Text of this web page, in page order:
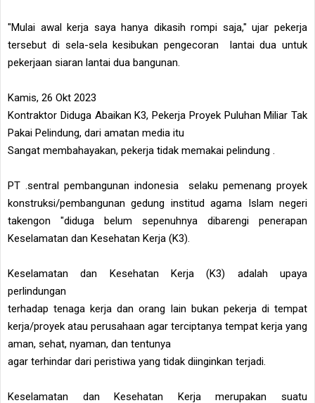
"Mulai awal kerja saya hanya dikasih rompi saja," ujar pekerja
tersebut di sela-sela kesibukan pengecoran lantai dua untuk
pekerjaan siaran lantai dua bangunan.
Kamis, 26 Okt 2023
Kontraktor Diduga Abaikan K3, Pekerja Proyek Puluhan Miliar Tak
Pakai Pelindung, dari amatan media itu
Sangat membahayakan, pekerja tidak memakai pelindung .
PT .sentral pembangunan indonesia selaku pemenang proyek
konstruksi/pembangunan gedung institud agama Islam negeri
takengon "diduga belum sepenuhnya dibarengi penerapan
Keselamatan dan Kesehatan Kerja (K3).
Keselamatan dan Kesehatan Kerja (K3) adalah upaya
perlindungan
terhadap tenaga kerja dan orang lain bukan pekerja di tempat
kerja/proyek atau perusahaan agar terciptanya tempat kerja yang
aman, sehat, nyaman, dan tentunya
agar terhindar dari peristiwa yang tidak diinginkan terjadi.
Keselamatan dan Kesehatan Kerja merupakan suatu